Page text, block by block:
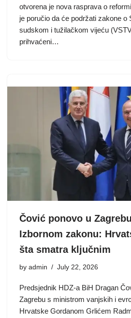
otvorena je nova rasprava o
je poručio da će podržati zakone o
sudskom i tužilačkom vijeću
prihvaćeni…
Čović ponovo u
Izbornom zakonu:
šta smatra ključnim
by admin July 22, 2026
Predsjednik HDZ-a BiH Dragan
Zagrebu s ministrom vanjskih i
Hrvatske Gordanom Grlićem